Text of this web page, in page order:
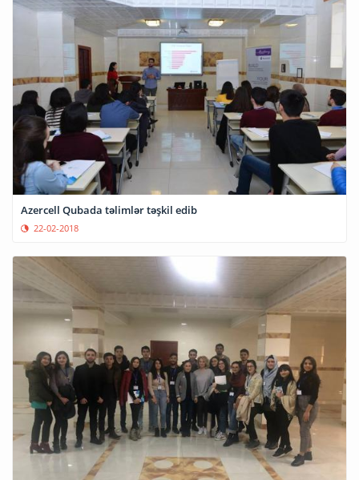
Azercell Qubada təlimlər təşkil edib
22-02-2018